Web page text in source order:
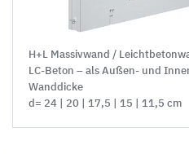
H+L Massivwand /
LC-Beton – als Außen- und
Wanddicke
d= 24 | 20 | 17,5 | 15 | 11,5 cm